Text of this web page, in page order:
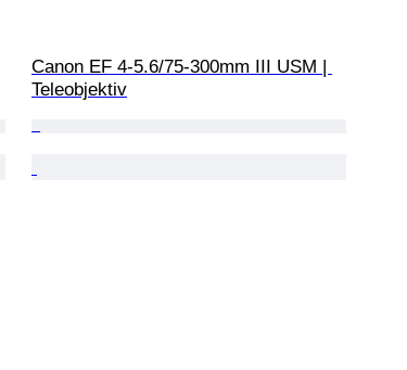
Canon EF 4-5.6/75-300mm III USM |
Teleobjektiv